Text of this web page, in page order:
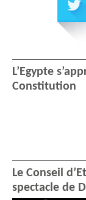
L’Egypte
Constitution
Le Conseil
spectacle de